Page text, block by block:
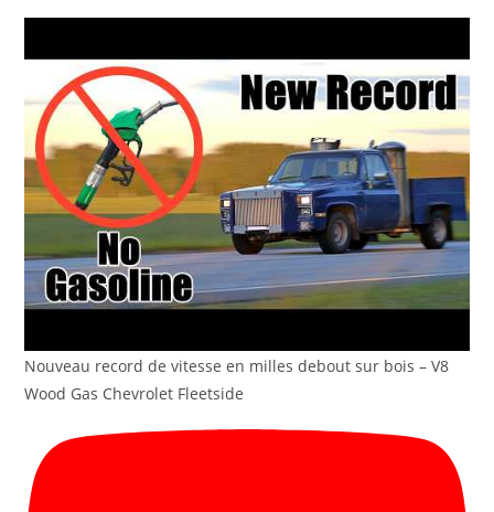
Nouveau record de vitesse en milles debout sur bois – V8
Wood Gas Chevrolet Fleetside